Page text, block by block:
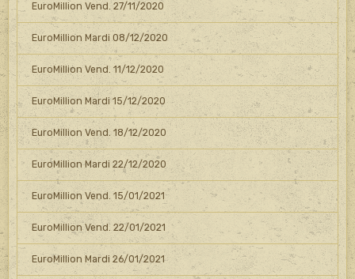
EuroMillion Vend. 27/11/2020
EuroMillion Mardi 08/12/2020
EuroMillion Vend. 11/12/2020
EuroMillion Mardi 15/12/2020
EuroMillion Vend. 18/12/2020
EuroMillion Mardi 22/12/2020
EuroMillion Vend. 15/01/2021
EuroMillion Vend. 22/01/2021
EuroMillion Mardi 26/01/2021